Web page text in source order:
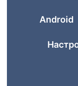
Аndroid